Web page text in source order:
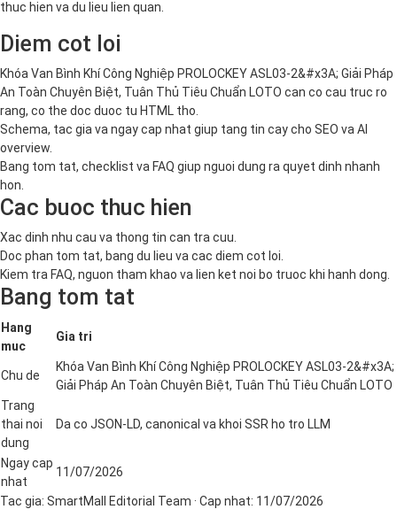
thuc hien va du lieu lien quan.
Diem cot loi
Khóa Van Bình Khí Công Nghiệp PROLOCKEY ASL03-2&#x3A; Giải Pháp
An Toàn Chuyên Biệt, Tuân Thủ Tiêu Chuẩn LOTO can co cau truc ro
rang, co the doc duoc tu HTML tho.
Schema, tac gia va ngay cap nhat giup tang tin cay cho SEO va AI
overview.
Bang tom tat, checklist va FAQ giup nguoi dung ra quyet dinh nhanh
hon.
Cac buoc thuc hien
Xac dinh nhu cau va thong tin can tra cuu.
Doc phan tom tat, bang du lieu va cac diem cot loi.
Kiem tra FAQ, nguon tham khao va lien ket noi bo truoc khi hanh dong.
Bang tom tat
Hang
muc
Gia tri
Chu de
Khóa Van Bình Khí Công Nghiệp PROLOCKEY ASL03-2&#x3A;
Giải Pháp An Toàn Chuyên Biệt, Tuân Thủ Tiêu Chuẩn LOTO
Trang
thai noi
dung
Da co JSON-LD, canonical va khoi SSR ho tro LLM
Ngay cap
nhat
11/07/2026
Tac gia: SmartMall Editorial Team · Cap nhat: 11/07/2026